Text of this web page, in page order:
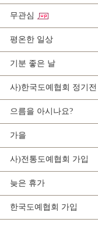
무관심
평온한 일상
기분 좋은 날
사)한국도예협회 정기
으름을 아시나요?
가을
사)전통도예협회 가입
늦은 휴가
한국도예협회 가입